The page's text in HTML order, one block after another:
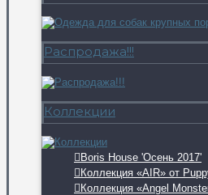
Распродажа!!!
Коллекции
Boris House 'Осень 2017'
Коллекция «AIR» от
Коллекция «Angel